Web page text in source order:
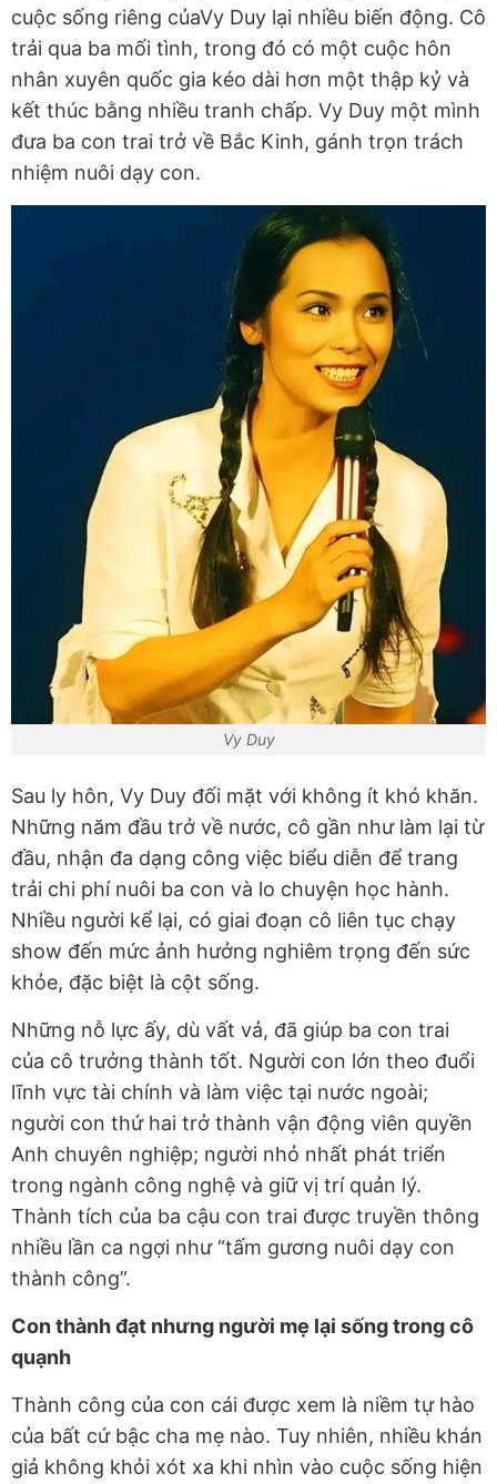
cuộc sống riêng củaVy Duy lại nhiều biến động. Cô
trải qua ba mối tình, trong đó có một cuộc hôn
nhân xuyên quốc gia kéo dài hơn một thập kỷ và
kết thúc bằng nhiều tranh chấp. Vy Duy một mình
đưa ba con trai trở về Bắc Kinh, gánh trọn trách
nhiệm nuôi dạy con.
Vy Duy
Sau ly hôn, Vy Duy đối mặt với không ít khó khăn.
Những năm đầu trở về nước, cô gần như làm lại từ
đầu, nhận đa dạng công việc biểu diễn để trang
trải chi phí nuôi ba con và lo chuyện học hành.
Nhiều người kể lại, có giai đoạn cô liên tục chạy
show đến mức ảnh hưởng nghiêm trọng đến sức
khỏe, đặc biệt là cột sống.
Những nỗ lực ấy, dù vất vả, đã giúp ba con trai
của cô trưởng thành tốt. Người con lớn theo đuổi
lĩnh vực tài chính và làm việc tại nước ngoài;
người con thứ hai trở thành vận động viên quyền
Anh chuyên nghiệp; người nhỏ nhất phát triển
trong ngành công nghệ và giữ vị trí quản lý.
Thành tích của ba cậu con trai được truyền thông
nhiều lần ca ngợi như “tấm gương nuôi dạy con
thành công”.
Con thành đạt nhưng người mẹ lại sống trong cô
quạnh
Thành công của con cái được xem là niềm tự hào
của bất cứ bậc cha mẹ nào. Tuy nhiên, nhiều khán
giả không khỏi xót xa khi nhìn vào cuộc sống hiện